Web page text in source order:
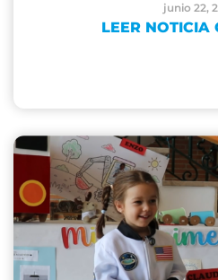
junio 22,
LEER NOTICIA